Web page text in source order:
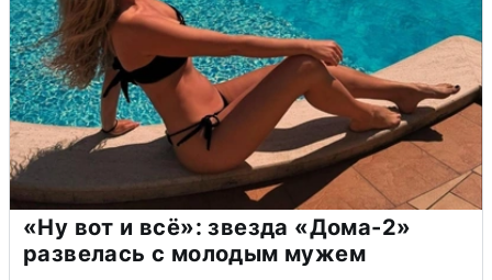
«Ну вот и всё»: звезда «Дома-2»
развелась с молодым мужем